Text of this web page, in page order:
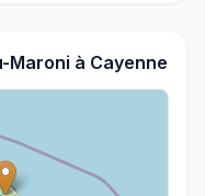
Maroni à Cayenne